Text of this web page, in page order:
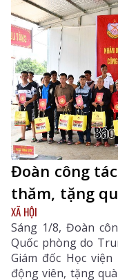
Đoàn công
thăm, tặng
XÃ HỘI
Sáng 1/8, Đoàn
Quốc phòng do
Giám đốc Học
động viên, tặng